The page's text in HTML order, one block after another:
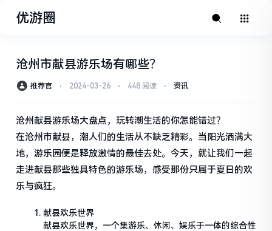
优游圈
沧州市献县游乐场有哪些？
推荐官 ⋅ 2024-03-26 ⋅ 448 阅读 ⋅ 资讯
沧州献县游乐场大盘点，玩转潮生活的你怎能错过？
在沧州市献县，潮人们的生活从不缺乏精彩。当阳光洒满大
地，游乐园便是释放激情的最佳去处。今天，就让我们一起
走进献县那些独具特色的游乐场，感受那份只属于夏日的欢
乐与疯狂。
献县欢乐世界
献县欢乐世界，一个集游乐、休闲、娱乐于一体的综合性